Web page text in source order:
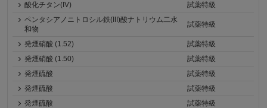
酸化チタン(IV)
試薬特級
ペンタシアノニトロシル鉄(III)酸ナトリウム二水
和物
試薬特級
発煙硝酸 (1.52)
試薬特級
発煙硝酸 (1.50)
試薬特級
発煙硫酸
試薬特級
発煙硫酸
試薬特級
発煙硫酸
試薬特級